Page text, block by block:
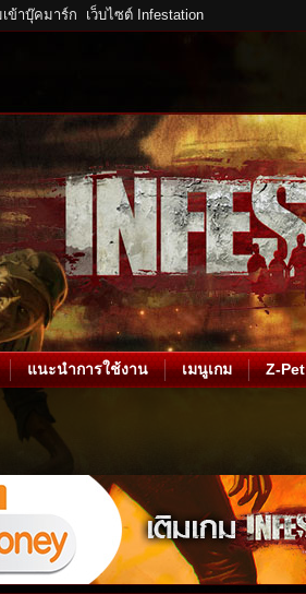
เข้าบุ๊คมาร์ก เว็บไซต์ Infestation
แนะนำการใช้งาน เมนูเกม Z-Pet